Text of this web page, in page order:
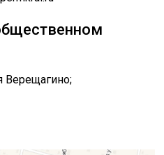
Верещагино;